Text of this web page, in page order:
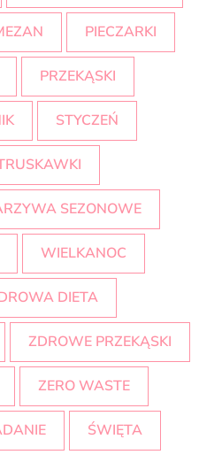
PIECZARKI
PRZEKĄSKI
STYCZEŃ
SEZONOWE
WIELKANOC
DIETA
ZDROWE PRZEKĄSKI
ZERO WASTE
ŚWIĘTA